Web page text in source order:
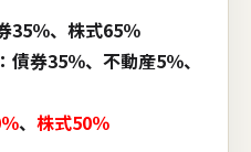
35％、株式65％
債券35％、不動産5％、
、 株式50％